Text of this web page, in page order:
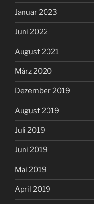
Januar 2023
Juni 2022
August 2021
März 2020
Dezember 2019
August 2019
Juli 2019
Juni 2019
Mai 2019
April 2019